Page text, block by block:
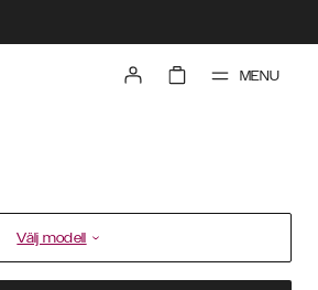
MENU
Välj modell